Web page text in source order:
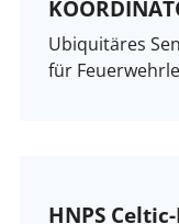
Ubiquitäres
für
HNPS